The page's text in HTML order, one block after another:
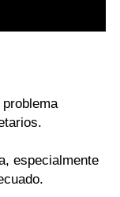
especialmente